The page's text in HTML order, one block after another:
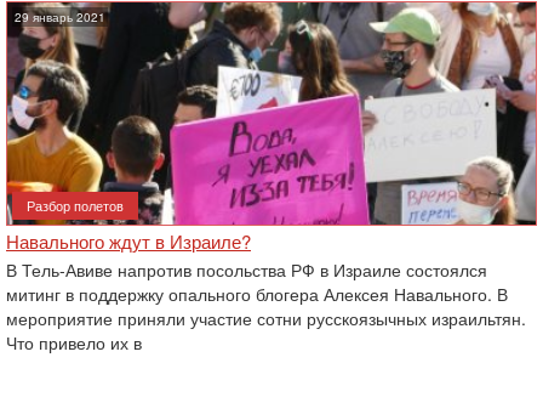
29 январь 2021
Разбор полетов
Навального ждут в Израиле?
В Тель-Авиве напротив посольства РФ в Израиле состоялся
митинг в поддержку опального блогера Алексея Навального. В
мероприятие приняли участие сотни русскоязычных израильтян.
Что привело их в